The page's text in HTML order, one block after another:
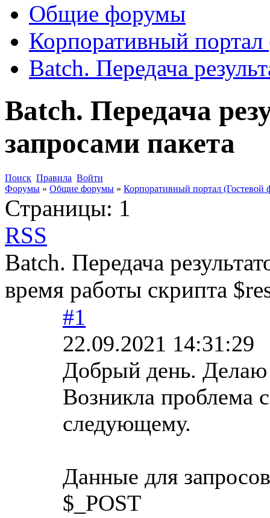
Общие форумы
Корпоративный
Batch. Передача
Batch. Передача
запросами пакета
Поиск Правила Войти
Форумы » Общие форумы » Корпоративный портал (Гостевой
Страницы: 1
RSS
Batch. Передача
время работы скрипта
#1
22.09.2021 14:31:29
Добрый день. Делаю
Возникла проблема
следующему.
Данные для
$_POST